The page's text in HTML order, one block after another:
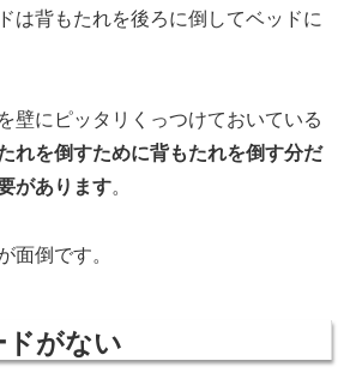
は背もたれを後ろに倒してベッドに
壁にピッタリくっつけておいている
れを倒すために背もたれを倒す分だ
があります。
面倒です。
がない